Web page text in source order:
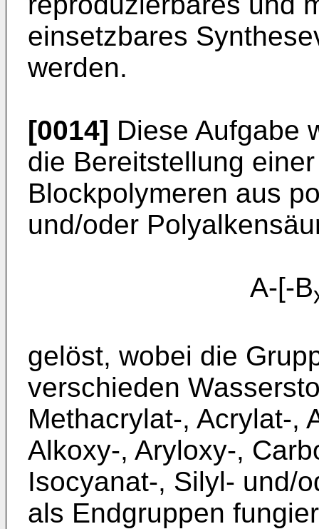
einsetzbares
werden.
[0014] Diese Aufgabe
die Bereitstellung
Blockpolymeren aus
und/oder
A-[-B
gelöst, wobei die
verschieden
Methacrylat-, Acrylat-,
Alkoxy-, Aryloxy-,
Isocyanat-, Silyl- und/
als Endgruppen